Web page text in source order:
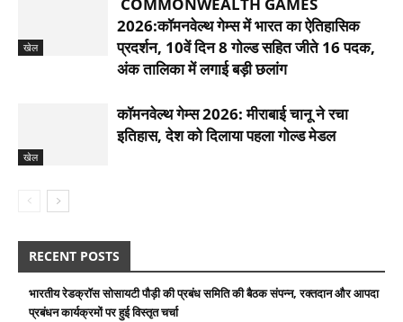
खेल
2026:कॉमनवेल्थ गेम्स में भारत का ऐतिहासिक
प्रदर्शन, 10वें दिन 8 गोल्ड सहित जीते 16 पदक,
अंक तालिका में लगाई बड़ी छलांग
खेल
कॉमनवेल्थ गेम्स 2026: मीराबाई चानू ने रचा
इतिहास, देश को दिलाया पहला गोल्‍ड मेडल
RECENT POSTS
भारतीय रेडक्रॉस सोसायटी पौड़ी की प्रबंध समिति की बैठक संपन्न, रक्तदान और आपदा
प्रबंधन कार्यक्रमों पर हुई विस्तृत चर्चा